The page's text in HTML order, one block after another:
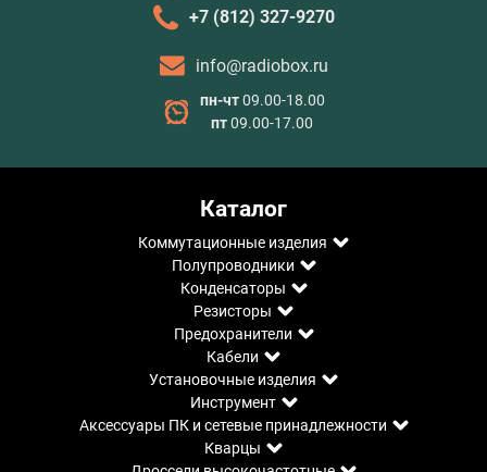
+7 (812) 327-9270
info@radiobox.ru
пн-чт09.00-18.00
пт09.00-17.00
Каталог
Коммутационные изделия
Полупроводники
Конденсаторы
Резисторы
Предохранители
Кабели
Установочные изделия
Инструмент
Аксессуары ПК и сетевые принадлежности
Кварцы